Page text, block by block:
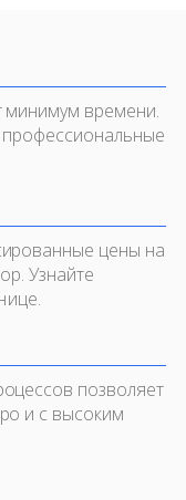
минимум времени.
цены на
Узнайте
позволяет
и с высоким